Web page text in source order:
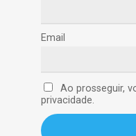
Email
Ao prosseguir,
privacidade.